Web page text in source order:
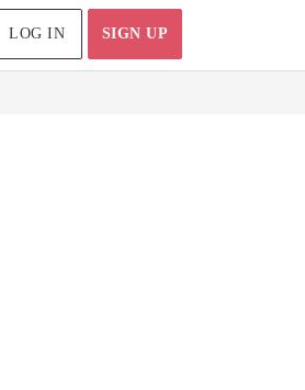
LOG IN SIGN UP